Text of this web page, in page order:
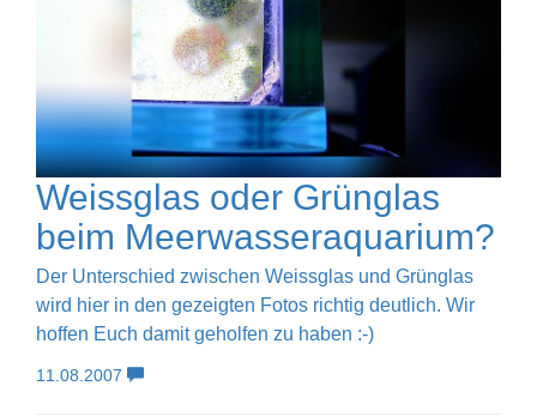
Weissglas oder Grünglas
beim Meerwasseraquarium?
Der Unterschied zwischen Weissglas und Grünglas
wird hier in den gezeigten Fotos richtig deutlich. Wir
hoffen Euch damit geholfen zu haben :-)
11.08.2007